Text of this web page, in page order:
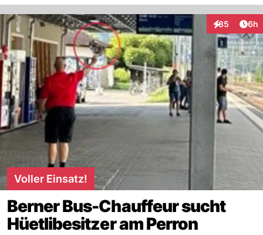
85
Interaktionen
6h
Voller Einsatz!
Berner Bus-Chauffeur sucht
Hüetlibesitzer am Perron